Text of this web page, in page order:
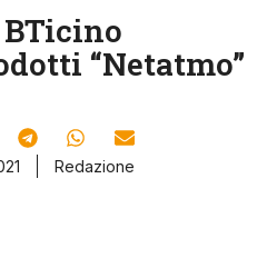
“Netatmo”
Redazione